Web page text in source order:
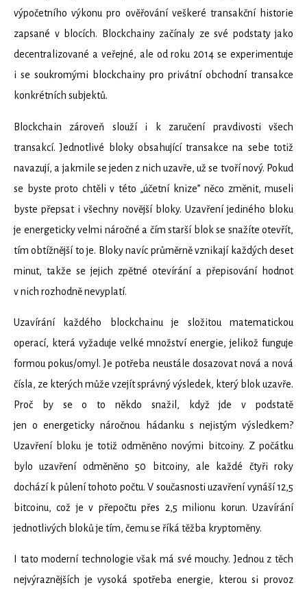
výpočetního výkonu pro ověřování veškeré transakční historie
zapsané v blocích. Blockchainy začínaly ze své podstaty jako
decentralizované a veřejné, ale od roku 2014 se experimentuje
i se soukromými blockchainy pro privátní obchodní transakce
konkrétních subjektů.
Blockchain zároveň slouží i k zaručení pravdivosti všech
transakcí. Jednotlivé bloky obsahující transakce na sebe totiž
navazují, a jakmile se jeden z nich uzavře, už se tvoří nový. Pokud
se byste proto chtěli v této „účetní knize” něco změnit, museli
byste přepsat i všechny novější bloky. Uzavření jediného bloku
je energeticky velmi náročné a čím starší blok se snažíte otevřít,
tím obtížnější to je. Bloky navíc průměrně vznikají každých deset
minut, takže se jejich zpětné otevírání a přepisování hodnot
v nich rozhodně nevyplatí.
Uzavírání každého blockchainu je složitou matematickou
operací, která vyžaduje velké množství energie, jelikož funguje
formou pokus/omyl. Je potřeba neustále dosazovat nová a nová
čísla, ze kterých může vzejít správný výsledek, který blok uzavře.
Proč by se o to někdo snažil, když jde v podstatě
jen o energeticky náročnou hádanku s nejistým výsledkem?
Uzavření bloku je totiž odměněno novými bitcoiny. Z počátku
bylo uzavření odměněno 50 bitcoiny, ale každé čtyři roky
dochází k půlení tohoto počtu. V současnosti uzavření vynáší 12,5
bitcoinu, což je v přepočtu přes 2,5 milionu korun. Uzavírání
jednotlivých bloků je tím, čemu se říká těžba kryptoměny.
I tato moderní technologie však má své mouchy. Jednou z těch
nejvýraznějších je vysoká spotřeba energie, kterou si provoz